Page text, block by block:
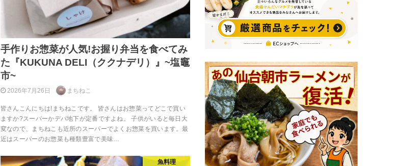
手作りお惣菜が人気!お握り弁当を食べてみ
た『KUKUNA DELI（ククナデリ）』~塩竈
市~
2026年7月26日 まちねこ
皆さんこんにちは!まちねこです。 皆さんはお惣菜ってどこで買い
ますか?スーパーかデパ地下が定番ですよね。 子供がいると毎日大
変なので、まちねこも近所のスーパーでよくお惣菜を買います。最
近はスーパーのお惣菜も種類豊富で美味…
魚料理